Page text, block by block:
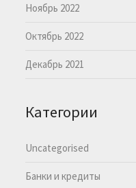
Ноябрь 2022
Октябрь 2022
Декабрь 2021
Категории
Uncategorised
Банки и кредиты